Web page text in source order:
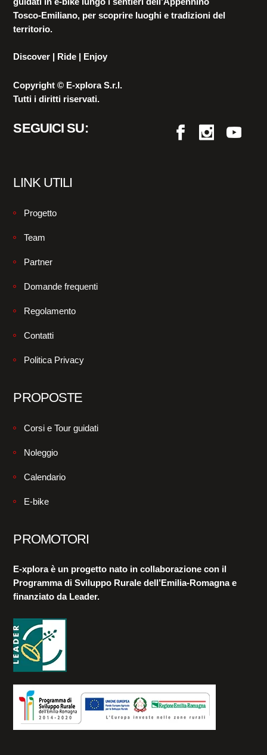
Tosco-Emiliano, per scoprire luoghi e tradizioni del
territorio.
Discover | Ride | Enjoy
Copyright © E-xplora S.r.l.
Tutti i diritti riservati.
SEGUICI SU:
LINK UTILI
Progetto
Team
Partner
Domande frequenti
Regolamento
Contatti
Politica Privacy
PROPOSTE
Corsi e Tour guidati
Noleggio
Calendario
E-bike
PROMOTORI
E-xplora è un progetto nato in collaborazione con il
Programma di Sviluppo Rurale dell’Emilia-Romagna e
finanziato da Leader.